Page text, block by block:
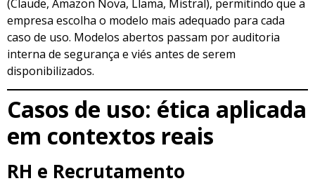
(Claude, Amazon Nova, Llama, Mistral), permitindo que a
empresa escolha o modelo mais adequado para cada
caso de uso. Modelos abertos passam por auditoria
interna de segurança e viés antes de serem
disponibilizados.
Casos de uso: ética aplicada
em contextos reais
RH e Recrutamento